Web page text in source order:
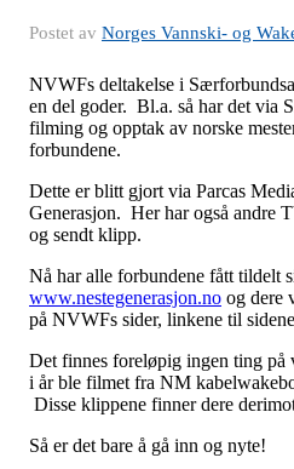
Postet av Norges Vannski- og
NVWFs deltakelse i
en del goder. Bl.a. så har det via
filming og opptak av norske
forbundene.
Dette er blitt gjort via Parcas
Generasjon. Her har også andre
og sendt klipp.
Nå har alle forbundene fått tildelt
www.nestegenerasjon.no og dere
på NVWFs sider, linkene til
Det finnes foreløpig ingen ting på
i år ble filmet fra NM
Disse klippene finner dere
Så er det bare å gå inn og nyte!